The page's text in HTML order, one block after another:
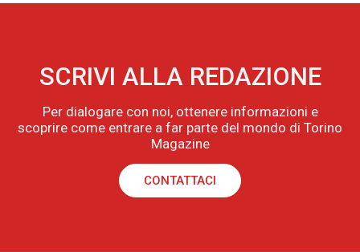
SCRIVI ALLA REDAZIONE
Per dialogare con noi, ottenere informazioni e
scoprire come entrare a far parte del mondo di Torino
Magazine
CONTATTACI